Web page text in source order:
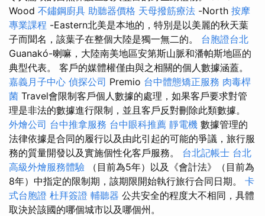
Wood 不鏽鋼廚具 助聽器價格 天母撥筋療法 -North 按摩
專業課程 -Eastern北美是本地的，特別是以美麗的秋天葉
子而聞名，該葉子在整個大陸是獨一無二的。 台胞證台北
Guanakó-喇嘛，大陸南美地區安第斯山脈和潘帕斯地區的
典型代表。 客戶的媒體權僅由與之相關的個人數據涵蓋。
嘉義月子中心 偵探公司 Premio 台中體態矯正服務 肉毒桿
菌 Travel會限制客戶個人數據的處理，如果客戶要求對管
理是非法的數據進行限制，並且客戶反對刪除此類數據。
外燴公司 台中推拿服務 台中眼科推薦 靜電機 數據管理的
法律依據是合同的履行以及由此引起的可能的爭議，旅行服
務的質量開發以及實施個性化客戶服務。 台北記帳士 台北
高級外燴服務體驗
（目前為5年）以及《會計法》（目前為
8年）中指定的限制期，該期限開始執行旅行合同日期。 卡
式台胞證 杜拜簽證 輔聽器 公共安全的程度大不相同，具體
取決於該國的哪個城市以及哪個州。